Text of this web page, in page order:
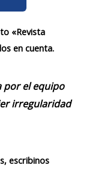
«Revista
en cuenta.
por el equipo
irregularidad
escribinos